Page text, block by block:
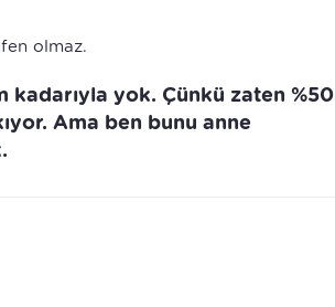
olmaz.
kadarıyla yok. Çünkü zaten %50
Ama ben bunu anne